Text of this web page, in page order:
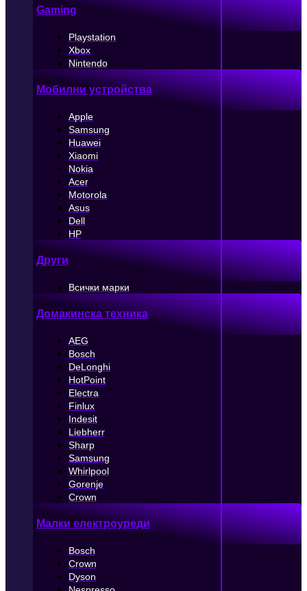
Gaming
Playstation
Xbox
Nintendo
Мобилни устройства
Apple
Samsung
Huawei
Xiaomi
Nokia
Acer
Motorola
Asus
Dell
HP
Други
Всички марки
Домакинска техника
AEG
Bosch
DeLonghi
HotPoint
Electra
Finlux
Indesit
Liebherr
Sharp
Samsung
Whirlpool
Gorenje
Crown
Малки електроуреди
Bosch
Crown
Dyson